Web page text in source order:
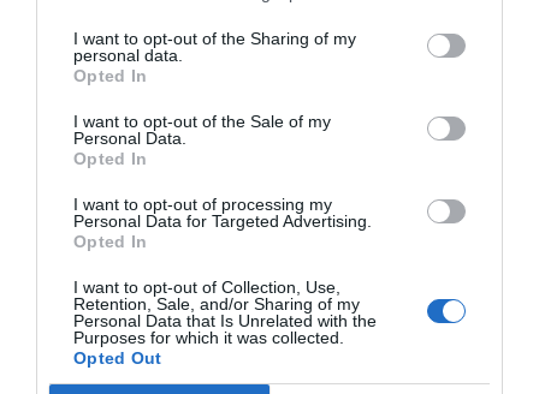
I want to opt-out of the Sharing of my
personal data.
Opted In
I want to opt-out of the Sale of my
Personal Data.
Opted In
I want to opt-out of processing my
Personal Data for Targeted Advertising.
Opted In
I want to opt-out of Collection, Use,
Retention, Sale, and/or Sharing of my
Personal Data that Is Unrelated with the
Purposes for which it was collected.
Opted Out